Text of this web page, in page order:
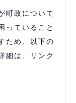
町政について
っていること
ため、以下の
細は、リンク